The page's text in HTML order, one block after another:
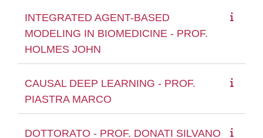
INTEGRATED AGENT-BASED
MODELING IN BIOMEDICINE - PROF.
HOLMES JOHN
CAUSAL DEEP LEARNING - PROF.
PIASTRA MARCO
DOTTORATO - PROF. DONATI SILVANO